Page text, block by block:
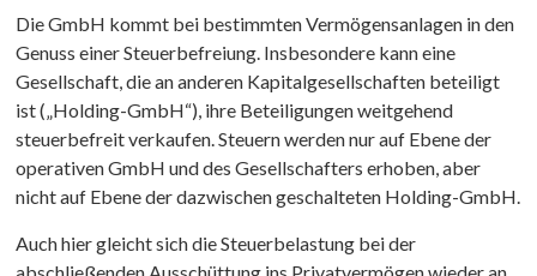
Die GmbH kommt bei bestimmten Vermögensanlagen in den
Genuss einer Steuerbefreiung. Insbesondere kann eine
Gesellschaft, die an anderen Kapitalgesellschaften beteiligt
ist („Holding-GmbH“), ihre Beteiligungen weitgehend
steuerbefreit verkaufen. Steuern werden nur auf Ebene der
operativen GmbH und des Gesellschafters erhoben, aber
nicht auf Ebene der dazwischen geschalteten Holding-GmbH.
Auch hier gleicht sich die Steuerbelastung bei der